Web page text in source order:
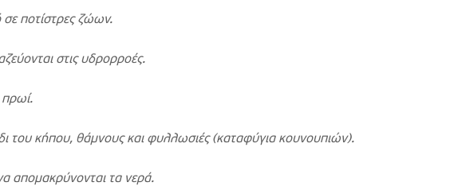
ποτίστρες ζώων.
στις υδρορροές.
πρωί.
του κήπου, θάμνους και φυλλωσιές (καταφύγια κουνουπιών).
απομακρύνονται τα νερά.